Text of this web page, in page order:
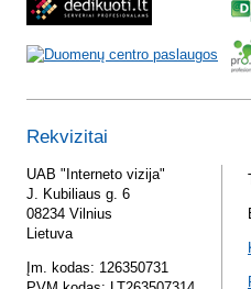
Rekvizitai
UAB "Interneto vizija"
J. Kubiliaus g. 6
08234 Vilnius
Lietuva
Įm. kodas: 126350731